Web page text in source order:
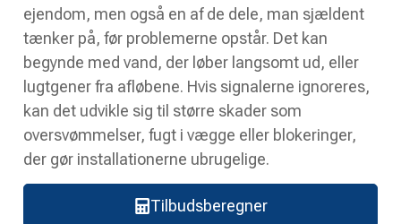
ejendom, men også en af de dele, man sjældent
tænker på, før problemerne opstår. Det kan
begynde med vand, der løber langsomt ud, eller
lugtgener fra afløbene. Hvis signalerne ignoreres,
kan det udvikle sig til større skader som
oversvømmelser, fugt i vægge eller blokeringer,
der gør installationerne ubrugelige.
Tilbudsberegner